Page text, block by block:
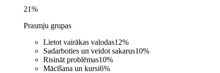
21%
Prasmju grupas
Lietot vairākas valodas12%
Sadarboties un veidot sakarus10%
Risināt problēmas10%
Mācīšana un kursi6%